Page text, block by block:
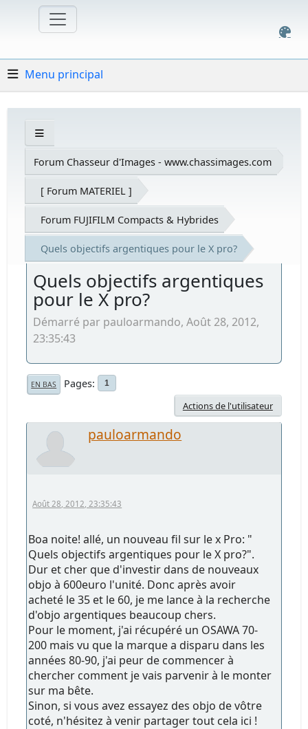
Menu principal
Forum Chasseur d'Images - www.chassimages.com
[ Forum MATERIEL ]
Forum FUJIFILM Compacts & Hybrides
Quels objectifs argentiques pour le X pro?
Quels objectifs argentiques
pour le X pro?
Démarré par pauloarmando, Août 28, 2012,
23:35:43
EN BAS Pages 1
Actions de l'utilisateur
pauloarmando
Août 28, 2012, 23:35:43
Boa noite! allé, un nouveau fil sur le x Pro: "
Quels objectifs argentiques pour le X pro?".
Dur et cher que d'investir dans de nouveaux
objo à 600euro l'unité. Donc après avoir
acheté le 35 et le 60, je me lance à la recherche
d'objo argentiques beaucoup chers.
Pour le moment, j'ai récupéré un OSAWA 70-
200 mais vu que la marque a disparu dans les
années 80-90, j'ai peur de commencer à
chercher comment je vais parvenir à le monter
sur ma bête.
Sinon, si vous avez essayez des objo de vôtre
coté, n'hésitez à venir partager tout cela ici !